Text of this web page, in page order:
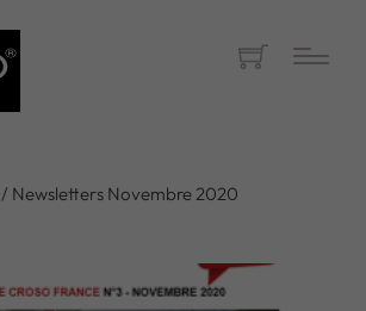
/ Newsletters Novembre 2020